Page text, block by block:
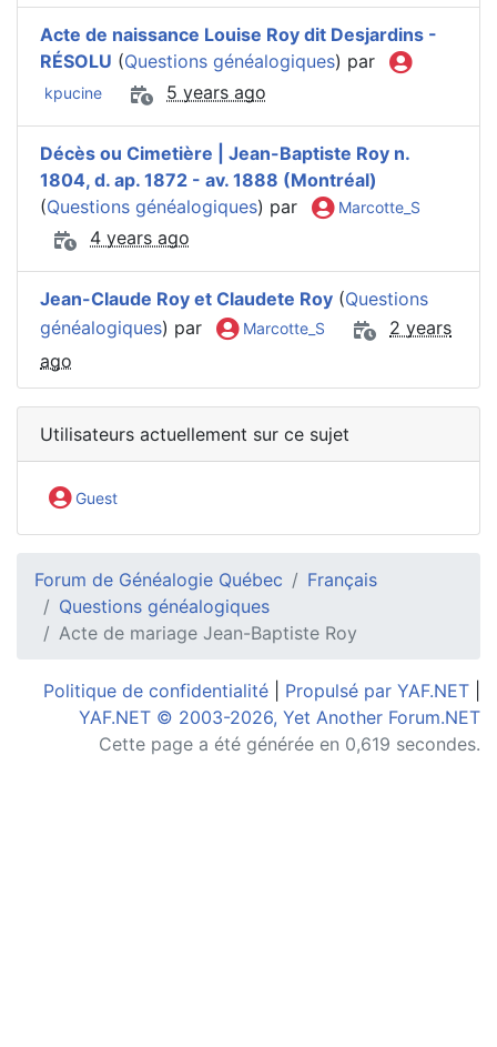
Acte de naissance Louise Roy dit Desjardins -
RÉSOLU (Questions généalogiques) par
kpucine 5 years ago
Décès ou Cimetière | Jean-Baptiste Roy n.
1804, d. ap. 1872 - av. 1888 (Montréal)
(Questions généalogiques) par Marcotte_S
4 years ago
Jean-Claude Roy et Claudete Roy (Questions
généalogiques) par Marcotte_S
2 years
ago
Utilisateurs actuellement sur ce sujet
Guest
Forum de Généalogie Québec
Français
Questions généalogiques
Acte de mariage Jean-Baptiste Roy
Politique de confidentialité Propulsé par YAF.NET
YAF.NET © 2003-2026, Yet Another Forum.NET
Cette page a été générée en 0,619 secondes.